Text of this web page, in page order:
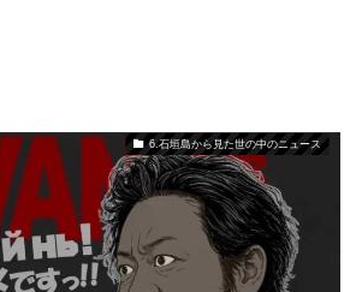
6.石垣島から見た世の中のニュース